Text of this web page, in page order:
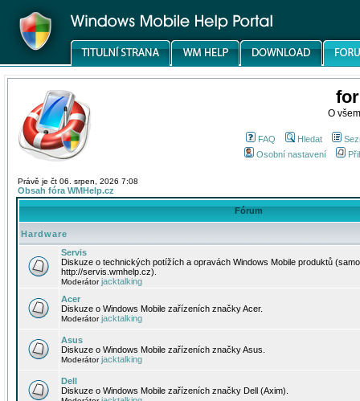
O
FAQ Hledat
Osobní nastavení
Právě je čt 06. srpen, 2026 7:08
Obsah fóra WMHelp.cz
Fórum
Hardware
Servis
Diskuze o technických potížích a opravách Windows Mobile produktů
http://servis.wmhelp.cz).
Moderátorjacktalking
Acer
Diskuze o Windows Mobile zařízeních značky Acer.
Moderátorjacktalking
Asus
Diskuze o Windows Mobile zařízeních značky Asus.
Moderátorjacktalking
Dell
Diskuze o Windows Mobile zařízeních značky Dell (Axim).